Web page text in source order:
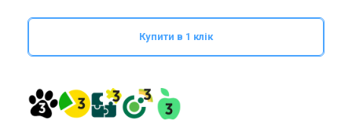
Купити в 1 клік